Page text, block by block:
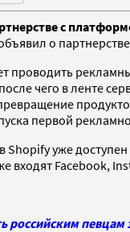
с
о
проводить
чего в ленте
первой
Shopify уже
входят Facebook,
российским певцам